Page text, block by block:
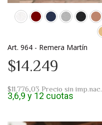
Art. 964 - Remera Martín
$14.249
$11.776,03 Precio sin imp.nac.
3,6,9 y 12 cuotas